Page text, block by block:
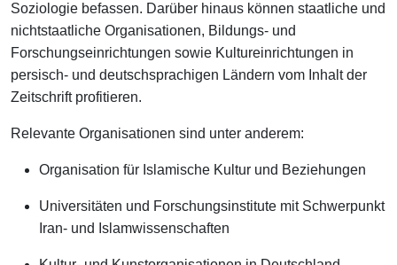
Soziologie befassen. Darüber hinaus können staatliche und
nichtstaatliche Organisationen, Bildungs- und
Forschungseinrichtungen sowie Kultureinrichtungen in
persisch- und deutschsprachigen Ländern vom Inhalt der
Zeitschrift profitieren.
Relevante Organisationen sind unter anderem:
Organisation für Islamische Kultur und Beziehungen
Universitäten und Forschungsinstitute mit Schwerpunkt
Iran- und Islamwissenschaften